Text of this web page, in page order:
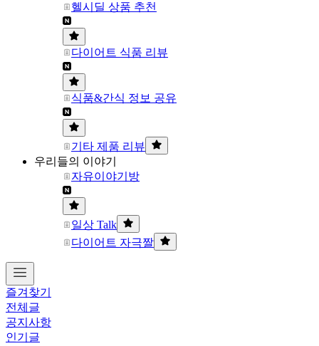
헬시딜 상품 추천
다이어트 식품 리뷰
식품&간식 정보 공유
기타 제품 리뷰
우리들의 이야기
자유이야기방
일상 Talk
다이어트 자극짤
즐겨찾기
전체글
공지사항
인기글